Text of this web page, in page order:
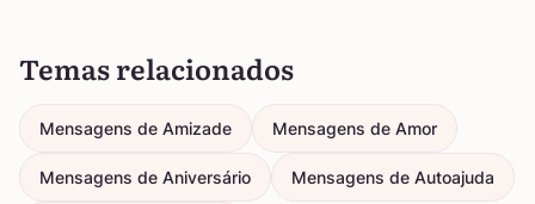
Temas relacionados
Mensagens de Amizade Mensagens de Amor
Mensagens de Aniversário Mensagens de Autoajuda